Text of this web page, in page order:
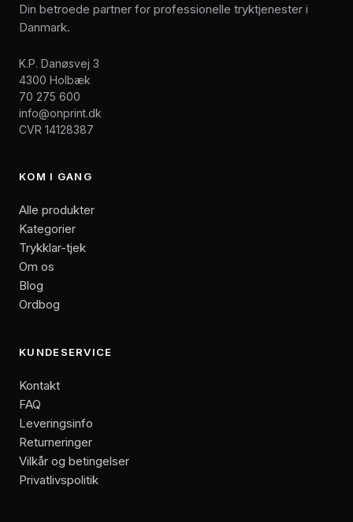
Din betroede partner for professionelle tryktjenester i
Danmark.
K.P. Danøsvej 3
4300 Holbæk
70 275 600
info@onprint.dk
CVR 14128387
KOM I GANG
Alle produkter
Kategorier
Trykklar-tjek
Om os
Blog
Ordbog
KUNDESERVICE
Kontakt
FAQ
Leveringsinfo
Returneringer
Vilkår og betingelser
Privatlivspolitik